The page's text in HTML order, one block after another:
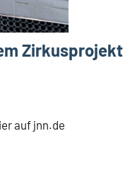
Zirkusprojekt
auf jnn.de